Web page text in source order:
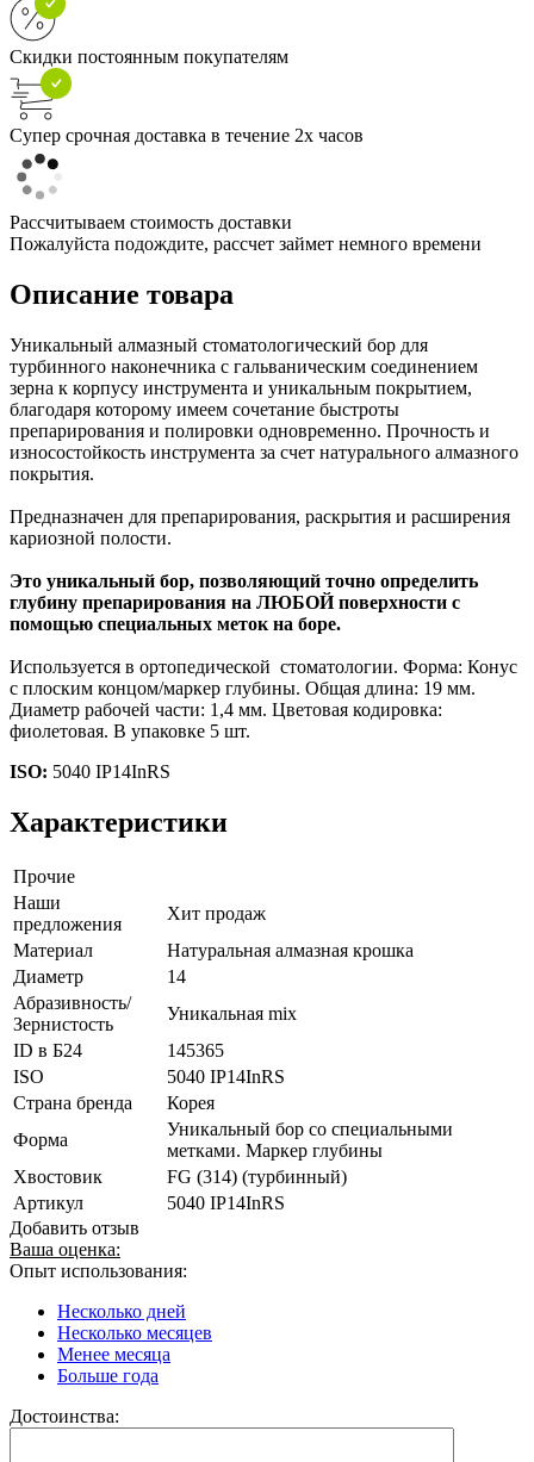
Скидки постоянным покупателям
Супер срочная доставка в течение 2х часов
Рассчитываем стоимость доставки
Пожалуйста подождите, рассчет займет немного времени
Описание товара
Уникальный алмазный стоматологический бор для
турбинного наконечника с гальваническим соединением
зерна к корпусу инструмента и уникальным покрытием,
благодаря которому имеем сочетание быстроты
препарирования и полировки одновременно. Прочность и
износостойкость инструмента за счет натурального алмазного
покрытия.
Предназначен для препарирования, раскрытия и расширения
кариозной полости.
Это уникальный бор, позволяющий точно определить
глубину препарирования на ЛЮБОЙ поверхности с
помощью специальных меток на боре.
Используется в ортопедической стоматологии. Форма: Конус
с плоским концом/маркер глубины. Общая длина: 19 мм.
Диаметр рабочей части: 1,4 мм. Цветовая кодировка:
фиолетовая. В упаковке 5 шт.
ISO: 5040 IP14InRS
Характеристики
Прочие
Наши
предложения
Хит продаж
Материал
Натуральная алмазная крошка
Диаметр
14
Абразивность/
Зернистость
Уникальная mix
ID в Б24
145365
ISO
5040 IP14InRS
Страна бренда
Корея
Форма
Уникальный бор со специальными
метками. Маркер глубины
Хвостовик
FG (314) (турбинный)
Артикул
5040 IP14InRS
Добавить отзыв
Ваша оценка:
Опыт использования:
Несколько дней
Несколько месяцев
Менее месяца
Больше года
Достоинства: